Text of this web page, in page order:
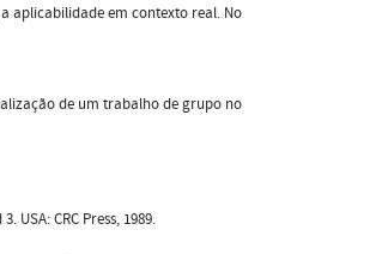
aplicabilidade em contexto real. No
de um trabalho de grupo no
USA: CRC Press, 1989.